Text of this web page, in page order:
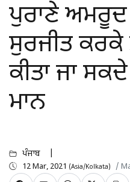
ਪੁਰਾਣੇ
ਸੁਰਜੀਤ
ਕੀਤਾ ਜਾ ਸਕਦੇ
ਮਾਨ
ਪੰਜਾਬ
12 Mar, 2021 (Asia/Kolkata) /